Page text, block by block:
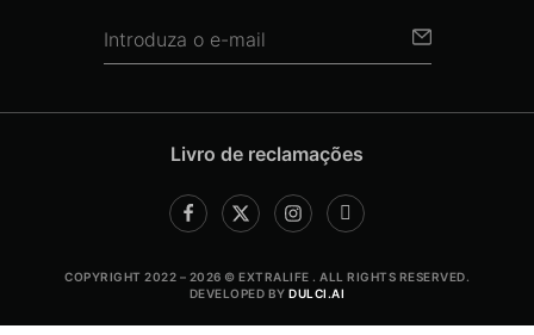
Livro de reclamações
COPYRIGHT 2022 – 2026 © EXTRALIFE . ALL RIGHTS RESERVED.
DEVELOPED BYDULCI.AI